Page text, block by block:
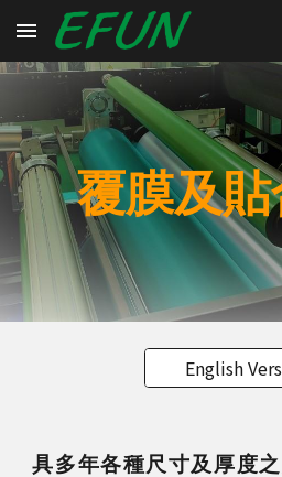
Skip to main content
覆膜及
English
具多年各種尺寸及厚度